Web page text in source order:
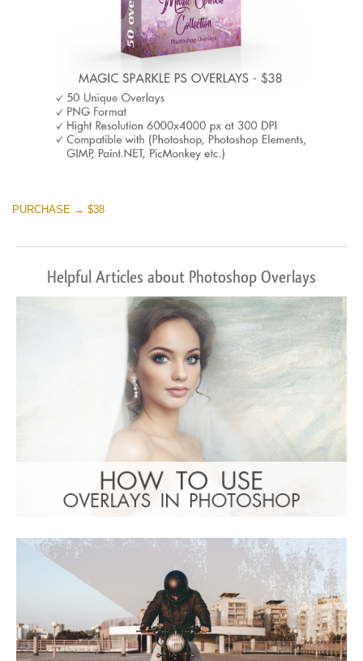
PURCHASE → $38
Helpful Articles about Photoshop Overlays